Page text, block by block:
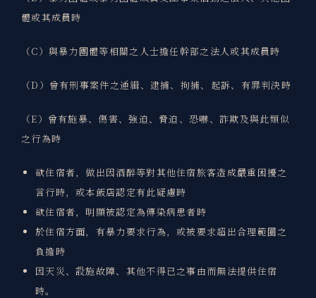
體或其成員時
（C）與暴力團體等相關之人士擔任幹部之法人或其成員時
（D）曾有刑事案件之通緝、逮捕、拘捕、起訴、有罪判決時
（E）曾有施暴、傷害、強迫、脅迫、恐嚇、詐欺及與此類似
之行為時
欲住宿者，做出因酒醉等對其他住宿旅客造成嚴重困擾之
言行時，或本飯店認定有此疑慮時
欲住宿者，明顯被認定為傳染病患者時
於住宿方面，有暴力要求行為，或被要求超出合理範圍之
負擔時
因天災、設施故障、其他不得已之事由而無法提供住宿
時。